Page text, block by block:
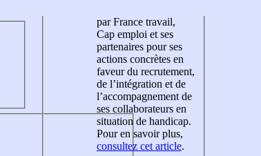
par France travail,
Cap emploi et ses
partenaires pour ses
actions concrètes en
faveur du recrutement,
de l’intégration et de
l’accompagnement de
ses collaborateurs en
situation de handicap.
Pour en savoir plus,
consultez cet article.